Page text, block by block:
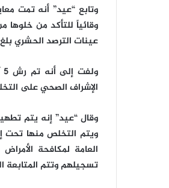
عينات الترصد الحشري بلغ ٧٤.
الإشراف الصحي على التخلص من نفايات ٣٣ ألفاً
وقال “عيد” إنه يتم
ويتم التخلص منها تحت
العامة لمكافحة
تسجيلهم وتتم المتابعة